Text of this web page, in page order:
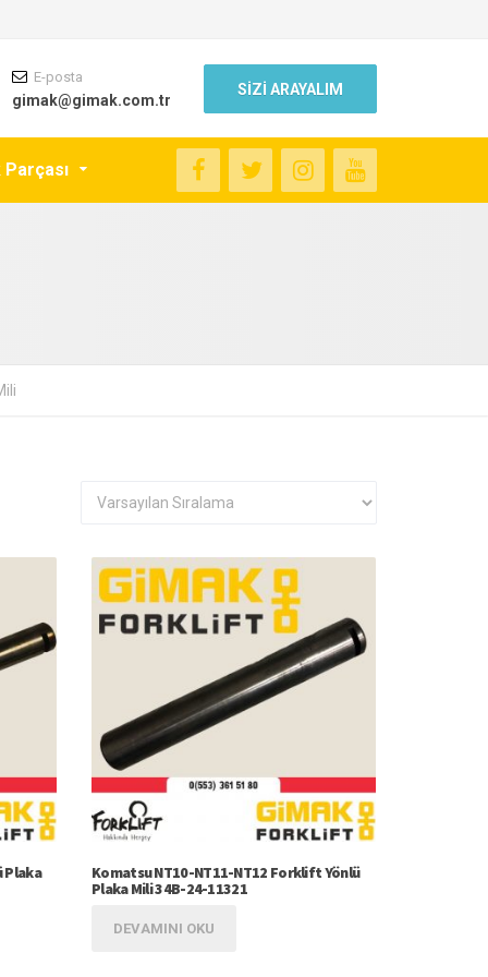
E-posta
gimak@gimak.com.tr
SİZİ ARAYALIM
Plaka
Komatsu NT10-NT11-NT12 Forklift Yönlü
Plaka Mili 34B-24-11321
DEVAMINI OKU